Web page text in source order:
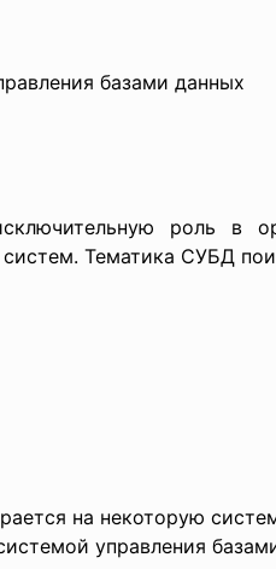
базами данных
роль в
Тематика СУБД
на некоторую
управления